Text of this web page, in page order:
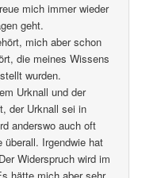
mich immer wieder
geht.
mich aber schon
die meines Wissens
wurden.
Urknall und der
der Urknall sei in
anderswo auch oft
überall. Irgendwie hat
Widerspruch wird im